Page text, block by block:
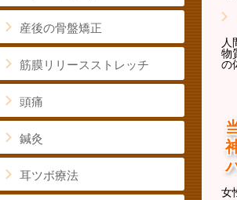
産後の骨盤矯正
筋膜リリースストレッチ
頭痛
鍼灸
耳ツボ療法
人
物
の
女